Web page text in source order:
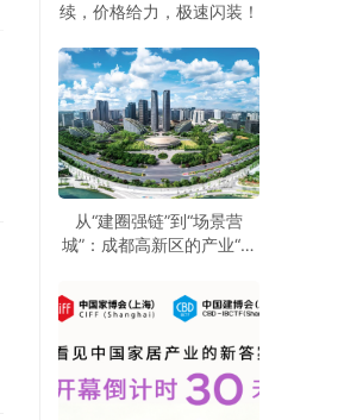
续，价格给力，极速闪装！
从“建圈强链”到“场景营
城”：成都高新区的产业“进